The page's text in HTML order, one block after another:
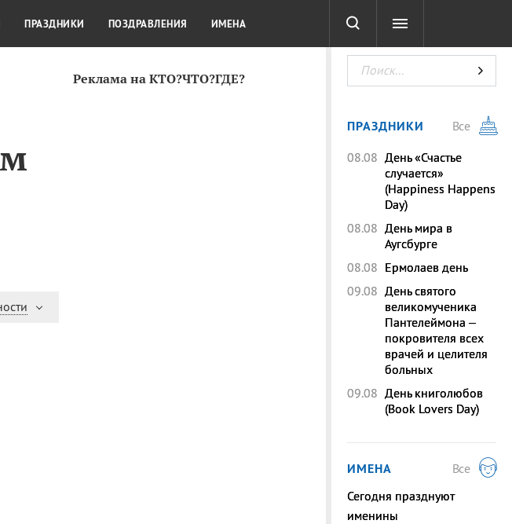
Реклама на КТО?ЧТО?ГДЕ?
КУЛЬТУРА КРАСОТА ТЕСТЫ
ПРАЗДНИКИ ПОЗДРАВЛЕНИЯ ИМЕНА
ПРАЗДНИКИ
Все
08.08 День «Счастье
случается»
(Happiness Happens
Day)
08.08 День мира в
Аугсбурге
08.08 Ермолаев день
09.08 День святого
великомученика
Пантелеймона –
покровителя всех
врачей и целителя
больных
09.08 День книголюбов
(Book Lovers Day)
ИМЕНА
Все
Сегодня празднуют
именины